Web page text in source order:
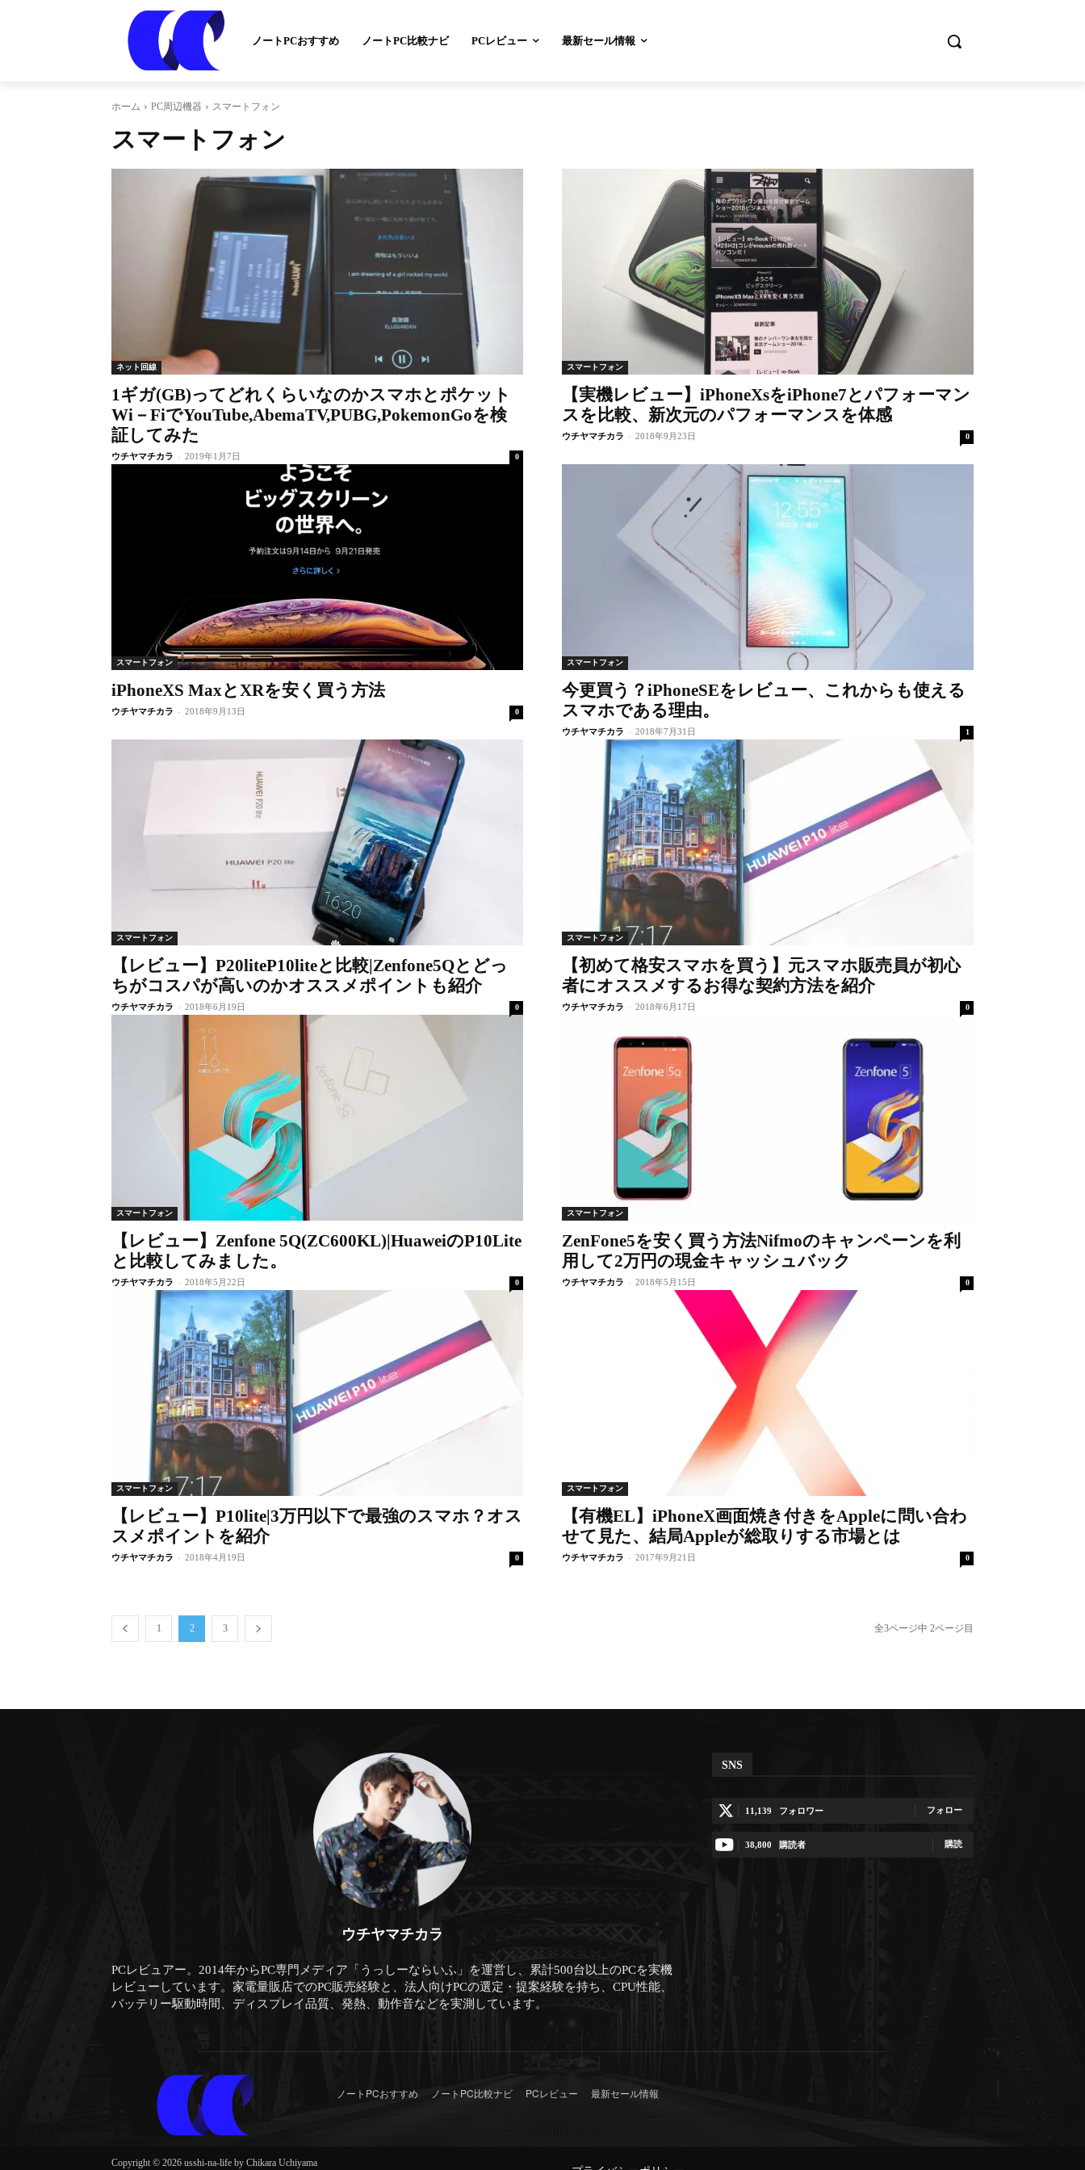
ノートPCおすすめ ノートPC比較ナビ PCレビュー 最新セール情報
ホーム PC周辺機器 スマートフォン
スマートフォン
ネット回線
1ギガ(GB)ってどれくらいなのかスマホとポケット
Wi－FiでYouTube,AbemaTV,PUBG,PokemonGoを検
証してみた
ウチヤマチカラ - 2019年1月7日 0
スマートフォン
【実機レビュー】iPhoneXsをiPhone7とパフォーマン
スを比較、新次元のパフォーマンスを体感
ウチヤマチカラ - 2018年9月23日 0
スマートフォン
iPhoneXS MaxとXRを安く買う方法
ウチヤマチカラ - 2018年9月13日 0
スマートフォン
今更買う？iPhoneSEをレビュー、これからも使える
スマホである理由。
ウチヤマチカラ - 2018年7月31日 1
スマートフォン
【レビュー】P20liteP10liteと比較|Zenfone5Qとどっ
ちがコスパが高いのかオススメポイントも紹介
ウチヤマチカラ - 2018年6月19日 0
スマートフォン
【初めて格安スマホを買う】元スマホ販売員が初心
者にオススメするお得な契約方法を紹介
ウチヤマチカラ - 2018年6月17日 0
スマートフォン
【レビュー】Zenfone 5Q(ZC600KL)|HuaweiのP10Lite
と比較してみました。
ウチヤマチカラ - 2018年5月22日 0
スマートフォン
ZenFone5を安く買う方法Nifmoのキャンペーンを利
用して2万円の現金キャッシュバック
ウチヤマチカラ - 2018年5月15日 0
スマートフォン
【レビュー】P10lite|3万円以下で最強のスマホ？オス
スメポイントを紹介
ウチヤマチカラ - 2018年4月19日 0
スマートフォン
【有機EL】iPhoneX画面焼き付きをAppleに問い合わ
せて見た、結局Appleが総取りする市場とは
ウチヤマチカラ - 2017年9月21日 0
1 2 3 全3ページ中 2ページ目
ウチヤマチカラ
PCレビュアー。2014年からPC専門メディア「うっしーならいふ」を運営し、累計500台以上のPCを実機
レビューしています。家電量販店でのPC販売経験と、法人向けPCの選定・提案経験を持ち、CPU性能、
バッテリー駆動時間、ディスプレイ品質、発熱、動作音などを実測しています。
SNS
11,139 フォロワー フォロー
38,800 購読者 購読
ノートPCおすすめ ノートPC比較ナビ PCレビュー 最新セール情報
Copyright © 2026 usshi-na-life by Chikara Uchiyama